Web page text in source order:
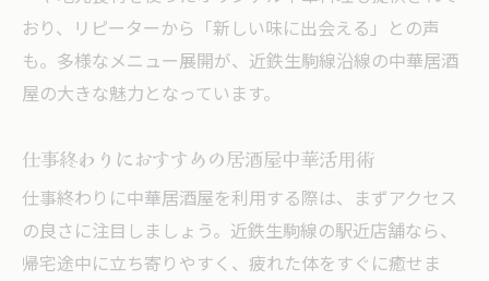
おり、リピーターから「新しい味に出会える」との声
も。多様なメニュー展開が、近鉄生駒線沿線の中華居酒
屋の大きな魅力となっています。
仕事終わりにおすすめの居酒屋中華活用術
仕事終わりに中華居酒屋を利用する際は、まずアクセス
の良さに注目しましょう。近鉄生駒線の駅近店舗なら、
帰宅途中に立ち寄りやすく、疲れた体をすぐに癒せま